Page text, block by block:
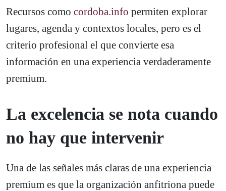
Recursos como cordoba.info permiten explorar
lugares, agenda y contextos locales, pero es el
criterio profesional el que convierte esa
información en una experiencia verdaderamente
premium.
La excelencia se nota cuando
no hay que intervenir
Una de las señales más claras de una experiencia
premium es que la organización anfitriona puede